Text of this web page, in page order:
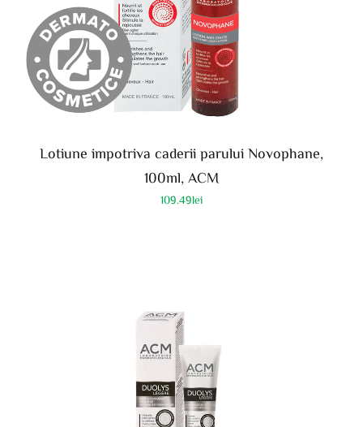
Lotiune impotriva caderii parului Novophane,
100ml, ACM
109.49lei